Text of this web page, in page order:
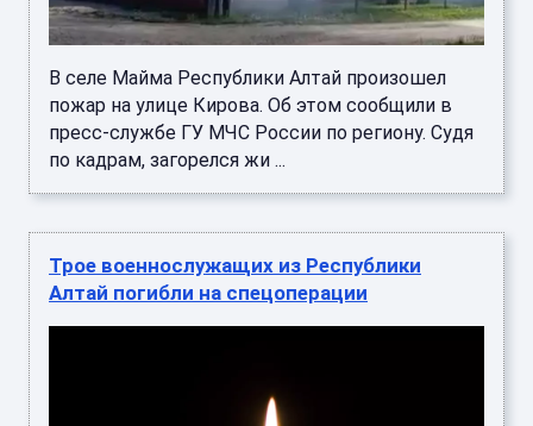
В селе Майма Республики Алтай произошел
пожар на улице Кирова. Об этом сообщили в
пресс-службе ГУ МЧС России по региону. Судя
по кадрам, загорелся жи ...
Трое военнослужащих из Республики
Алтай погибли на спецоперации